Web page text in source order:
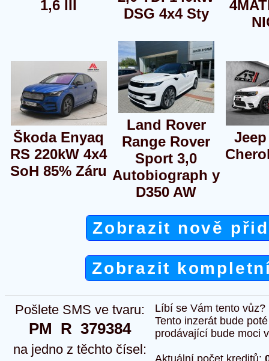
1,6 III
DSG 4x4 Sty
Škoda Enyaq
RS 220kW 4x4
SoH 85% Záru
Land Rover
Range Rover
Sport 3,0
Autobiograph y
D350 AW
Zobrazit nově
Zobrazit
Pošlete SMS ve tvaru:
PM  R  379384
na jedno z těchto čísel:
Líbí se Vám tento
Tento inzerát bude
prodávající bude moci
Aktuální počet kreditů: